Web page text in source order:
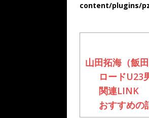
content/plugins/
山田拓海（飯
ロードU23
関連LINK
おすすめの